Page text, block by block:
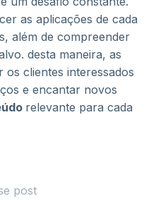
as aplicações de cada
além de compreender
desta maneira, as
os clientes interessados
e encantar novos
relevante para cada
post